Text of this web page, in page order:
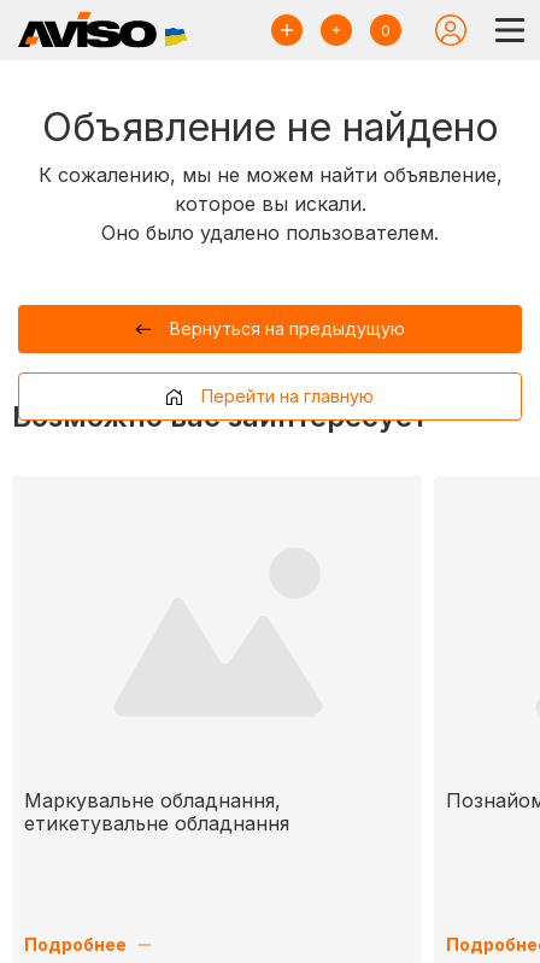
0
Объявление не найдено
К сожалению, мы не можем найти объявление,
которое вы искали.
Оно было удалено пользователем.
Вернуться на предыдущую
Перейти на главную
Возможно вас заинтересует
Маркувальне обладнання,
етикетувальне обладнання
Подробнее